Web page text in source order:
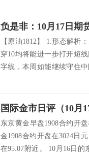
负是非：10月17日期
【原油1812】 1.形态解析
穿10均将能进一步打开短
字线，本周如能继续守住
以逢高做空思路为主。 2.
国际金市日评（10月
东京黄金早盘1908合约开
金1908合约开盘在3024日
在95.07附近。 10月16日